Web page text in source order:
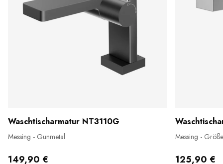
Waschtischarmatur NT3110G
Messing - Gunmetal
149,90 €
Messing -
125,90 €